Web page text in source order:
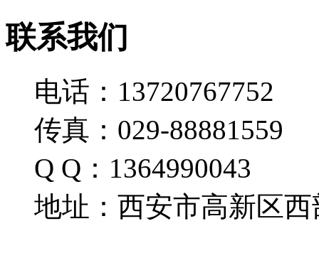
联系我们
电话：13720767752
传真：029-88881559
Q Q：1364990043
地址：西安市高新区西